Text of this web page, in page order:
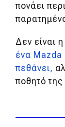
Κόσμος
Τεχνολογία
Ασφάλεια
Αγορά
Απόψεις
Test
πονάει
Δεν είναι
ένα Mazda
πεθάνει,
ποθητό της